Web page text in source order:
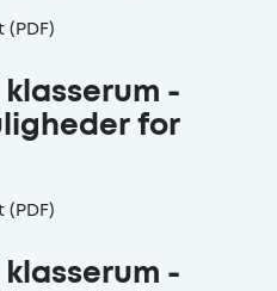
-
for
-